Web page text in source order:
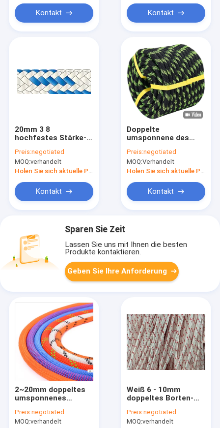
Kontakt Kontakt
20mm 3 8
hochfestes Stärke-
Polyester-Seil-
16strands
Preis:negotiated
MOQ:verhandelt
Holen Sie sich aktuelle Preis
Kontakt
Doppelte
umsponnene des
Füße 48 Strang-
starke Ziehenfür das
manipulierende
Preis:negotiated
MOQ:Verhandelt
Holen Sie sich aktuelle Preis
Kontakt
Sparen Sie Zeit
Lassen Sie uns mit Ihnen die besten
Produkte kontaktieren.
Geben Sie Ihre Anforderung
2~20mm doppeltes
umsponnenes
Preis:negotiated
MOQ:verhandelt
Weiß 6 - 10mm
doppeltes Borten-
herein mit roten
Indikatoren
Preis:negotiated
MOQ:verhandelt